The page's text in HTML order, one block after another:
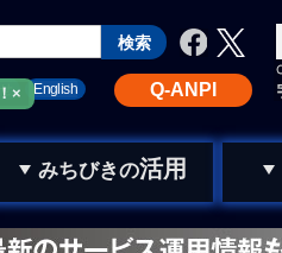
× Q-ANPI
English
みちびきの活用